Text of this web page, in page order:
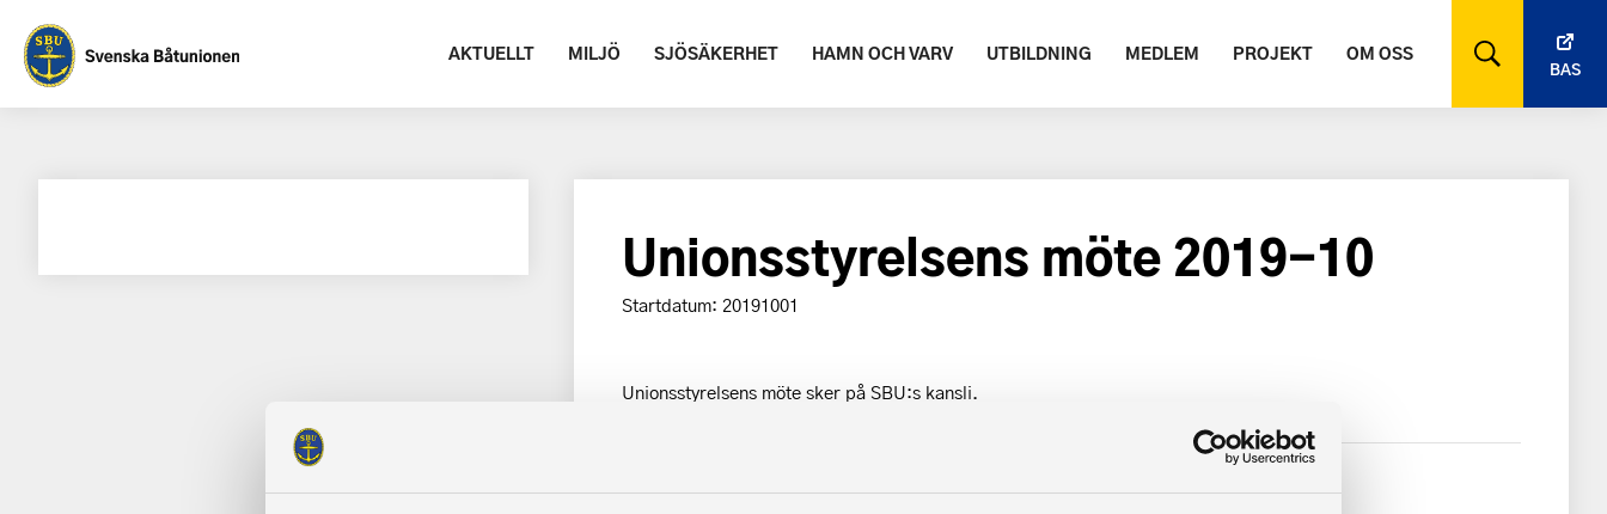
AKTUELLT MILJÖ SJÖSÄKERHET HAMN OCH VARV UTBILDNING MEDLEM PROJEKT OM OSS
BAS
Unionsstyrelsens möte 2019-10
Startdatum: 20191001
Unionsstyrelsens möte sker på SBU:s kansli.